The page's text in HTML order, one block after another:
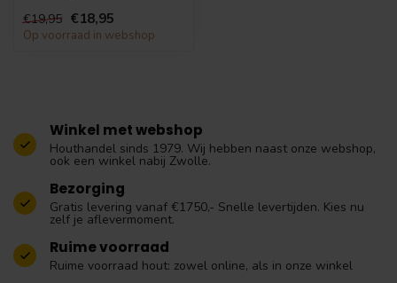
geïmpregneerd...
€19,95 €18,95
Op voorraad in webshop
Winkel met webshop
Houthandel sinds 1979. Wij hebben naast onze webshop,
ook een winkel nabij Zwolle.
Bezorging
Gratis levering vanaf €1750,- Snelle levertijden. Kies nu
zelf je aflevermoment.
Ruime voorraad
Ruime voorraad hout: zowel online, als in onze winkel